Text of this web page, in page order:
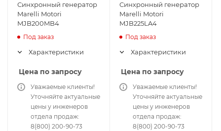
Синхронный генератор
Marelli Motori
MJB200MB4
Под заказ
Характеристики
Цена по запросу
Уважаемые клиенты!
Уточняйте актуальные
цены у инженеров
отдела продаж:
8(800) 200-90-73
Синхронный генератор
Marelli Motori
MJB225LA4
Под заказ
Характеристики
Цена по запросу
Уважаемые клиенты!
Уточняйте актуальные
цены у инженеров
отдела продаж:
8(800) 200-90-73